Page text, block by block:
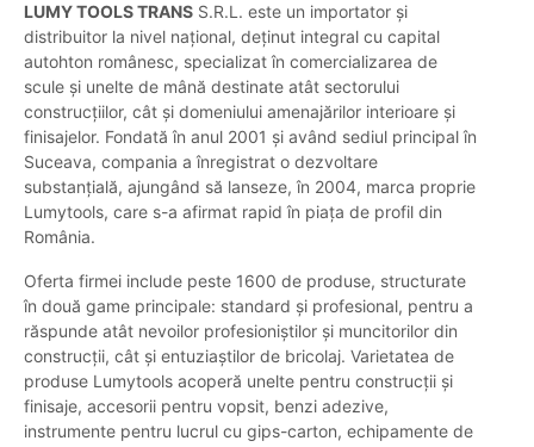
LUMY TOOLS TRANS S.R.L. este un importator și
distribuitor la nivel național, deținut integral cu capital
autohton românesc, specializat în comercializarea de
scule și unelte de mână destinate atât sectorului
construcțiilor, cât și domeniului amenajărilor interioare și
finisajelor. Fondată în anul 2001 și având sediul principal în
Suceava, compania a înregistrat o dezvoltare
substanțială, ajungând să lanseze, în 2004, marca proprie
Lumytools, care s-a afirmat rapid în piața de profil din
România.
Oferta firmei include peste 1600 de produse, structurate
în două game principale: standard și profesional, pentru a
răspunde atât nevoilor profesioniștilor și muncitorilor din
construcții, cât și entuziaștilor de bricolaj. Varietatea de
produse Lumytools acoperă unelte pentru construcții și
finisaje, accesorii pentru vopsit, benzi adezive,
instrumente pentru lucrul cu gips-carton, echipamente de